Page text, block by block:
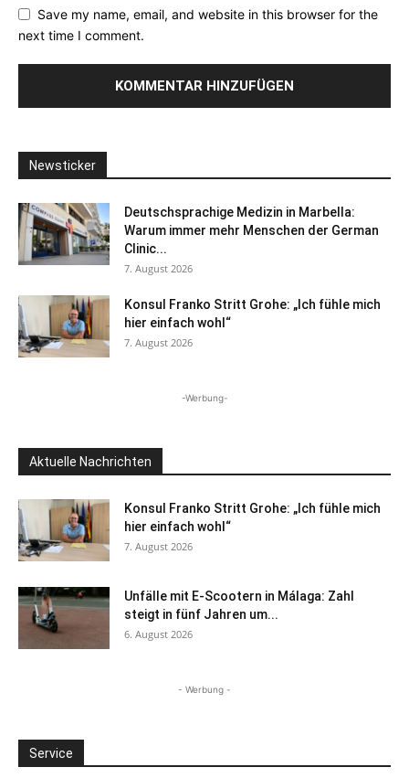
Save my name, email, and website in this browser for the
next time I comment.
Newsticker
Deutschsprachige Medizin in Marbella:
Warum immer mehr Menschen der German
Clinic...
7. August 2026
Konsul Franko Stritt Grohe: „Ich fühle mich
hier einfach wohl“
7. August 2026
-Werbung-
Aktuelle Nachrichten
Konsul Franko Stritt Grohe: „Ich fühle mich
hier einfach wohl“
7. August 2026
Unfälle mit E-Scootern in Málaga: Zahl
steigt in fünf Jahren um...
6. August 2026
- Werbung -
Service